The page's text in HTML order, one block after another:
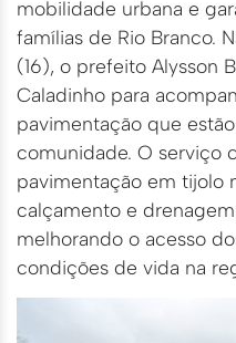
mobilidade urbana e
famílias de Rio Branco.
(16), o prefeito Alysson
Caladinho para
pavimentação que
comunidade. O serviço
pavimentação em tijolo
calçamento e
melhorando o acesso
condições de vida na